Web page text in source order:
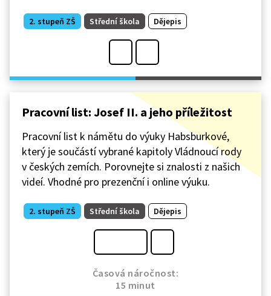
2. stupeň ZŠ Střední škola Dějepis
Pracovní list: Josef II. a jeho příležitost
Pracovní list k námětu do výuky Habsburkové,
který je součástí vybrané kapitoly Vládnoucí rody
v českých zemích. Porovnejte si znalosti z našich
videí. Vhodné pro prezenční i online výuku.
2. stupeň ZŠ Střední škola Dějepis
Časová náročnost:
15 minut